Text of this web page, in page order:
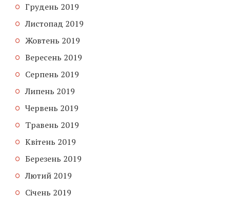
Грудень 2019
Листопад 2019
Жовтень 2019
Вересень 2019
Серпень 2019
Липень 2019
Червень 2019
Травень 2019
Квітень 2019
Березень 2019
Лютий 2019
Січень 2019